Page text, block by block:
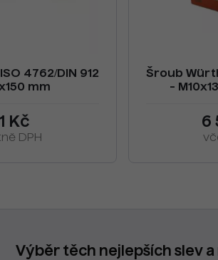
4762/DIN 912
mm
Kč
DPH
Šroub
-
6
Výběr těch nejlepších slev a